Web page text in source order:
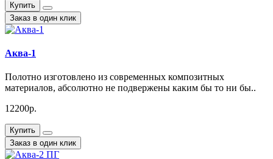
Купить
Заказ в один клик
Аква-1
Полотно изготовлено из современных композитных
материалов, абсолютно не подвержены каким бы то ни бы..
12200р.
Купить
Заказ в один клик